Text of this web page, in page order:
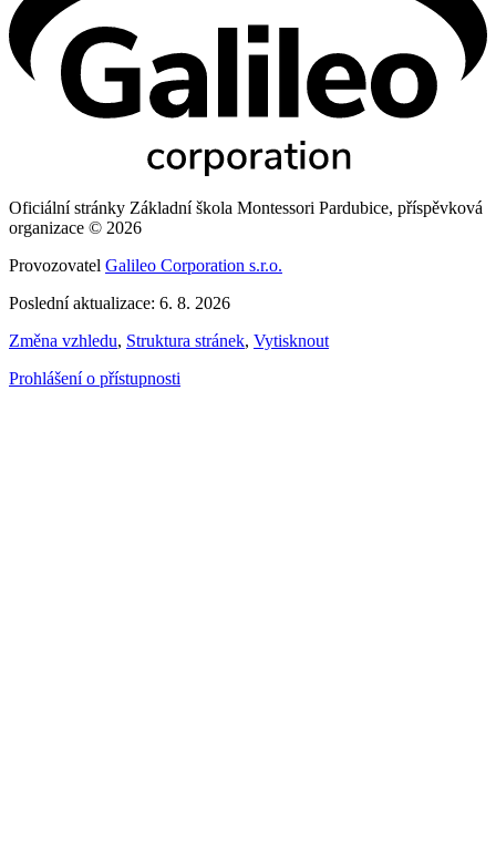
Oficiální stránky Základní škola Montessori Pardubice, příspěvková
organizace © 2026
Provozovatel Galileo Corporation s.r.o.
Poslední aktualizace: 6. 8. 2026
Změna vzhledu, Struktura stránek, Vytisknout
Prohlášení o přístupnosti